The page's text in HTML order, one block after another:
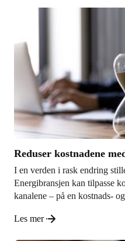
Reduser kostnadene
I en verden i rask endring
Energibransjen kan tilpasse
kanalene – på en kostnads-
Les mer